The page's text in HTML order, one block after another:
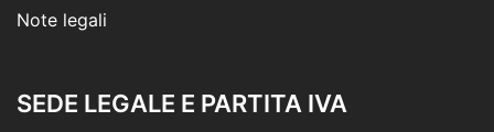
Note legali
SEDE LEGALE E PARTITA IVA